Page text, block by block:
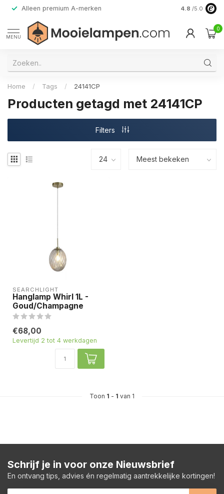
Alleen premium A-merken 4.8 /5.0
MENU
0
Home / Tags / 24141CP
Producten getagd met 24141CP
Filters
SEARCHLIGHT
Hanglamp Whirl 1L -
Goud/Champagne
€68,00
Levertijd 2 tot 4 werkdagen
Toon 1 - 1 van 1
Schrijf je in voor onze Nieuwsbrief
En ontvang tips, advies én regelmatig aantrekkelijke kortingen!